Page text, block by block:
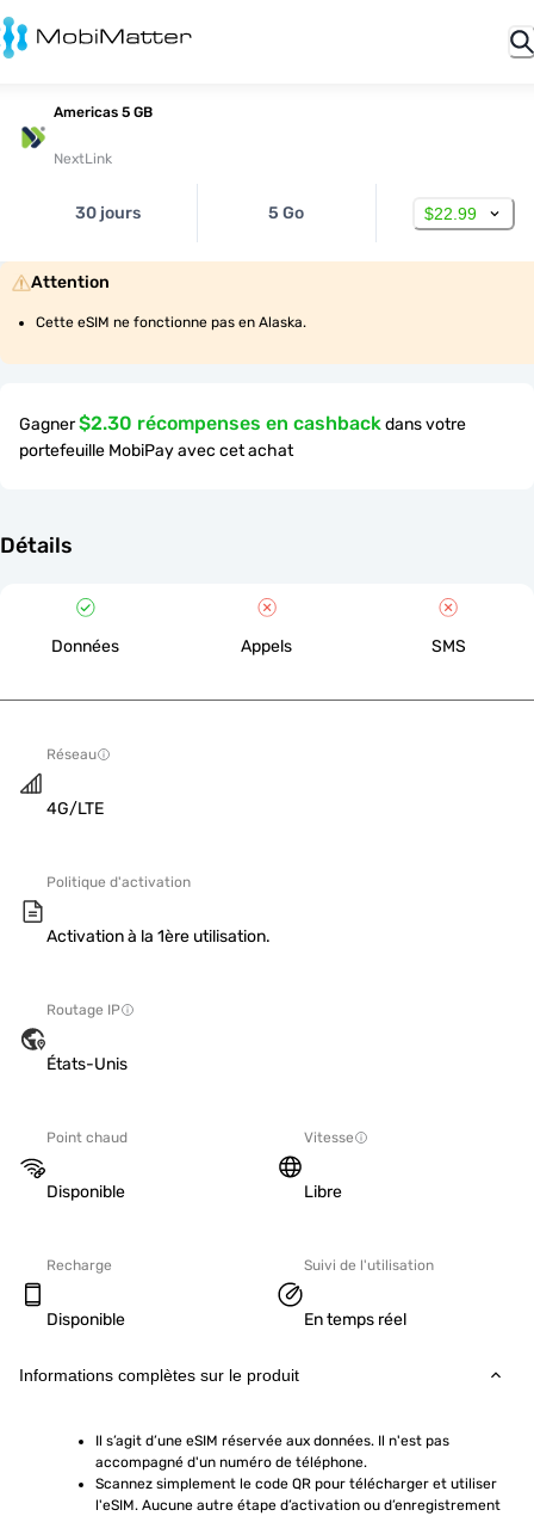
Americas 5 GB
NextLink
30 jours 5 Go $22.99
Attention
Cette eSIM ne fonctionne pas en Alaska.
Gagner$2.30 récompenses en cashbackdans votre
portefeuille MobiPay avec cet achat
Détails
Données Appels SMS
Réseau
4G/LTE
Politique d'activation
Activation à la 1ère utilisation.
Routage IP
États-Unis
Point chaud
Disponible
Vitesse
Libre
Recharge
Disponible
Suivi de l'utilisation
En temps réel
Informations complètes sur le produit
Il s’agit d’une eSIM réservée aux données. Il n'est pas
accompagné d'un numéro de téléphone.
Scannez simplement le code QR pour télécharger et utiliser
l'eSIM. Aucune autre étape d’activation ou d’enregistrement